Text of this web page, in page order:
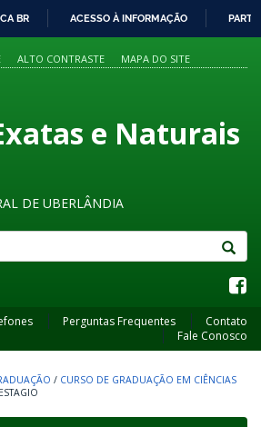
PARA
O
BR ACESSO À INFORMAÇÃO
ALTO CONTRASTE MAPA DO SITE
e Naturais
DE UBERLÂNDIA
Perguntas Frequentes
Contato
Fale Conosco
/ CURSO DE GRADUAÇÃO EM CIÊNCIAS
ESTAGIO